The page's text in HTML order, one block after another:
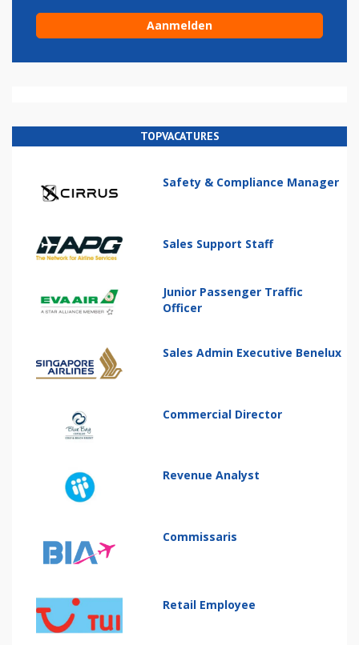
TOPVACATURES
Safety & Compliance Manager
Sales Support Staff
Junior Passenger Traffic
Officer
Sales Admin Executive Benelux
Commercial Director
Revenue Analyst
Commissaris
Retail Employee